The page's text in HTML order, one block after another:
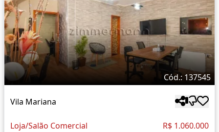
Cód.: 137545
Vila Mariana
Loja/Salão Comercial R$ 1.060.000